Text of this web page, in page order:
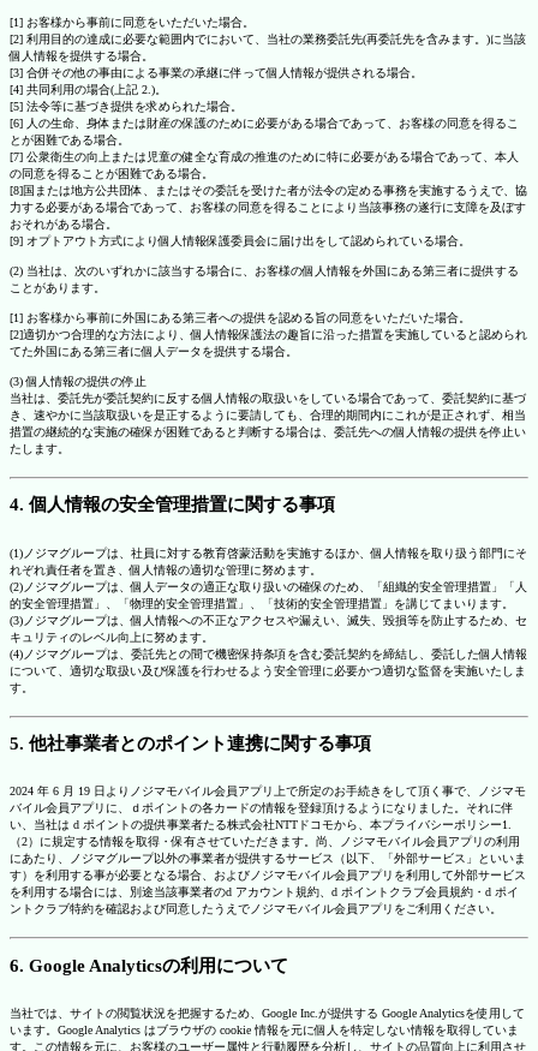
[1] お客様から事前に同意をいただいた場合。
[2] 利用目的の達成に必要な範囲内でにおいて、当社の業務委託先(再委託先を含みます。)に当該
個人情報を提供する場合。
[3] 合併その他の事由による事業の承継に伴って個人情報が提供される場合。
[4] 共同利用の場合(上記 2.)。
[5] 法令等に基づき提供を求められた場合。
[6] 人の生命、身体または財産の保護のために必要がある場合であって、お客様の同意を得るこ
とが困難である場合。
[7] 公衆衛生の向上または児童の健全な育成の推進のために特に必要がある場合であって、本人
の同意を得ることが困難である場合。
[8]国または地方公共団体、またはその委託を受けた者が法令の定める事務を実施するうえで、協
力する必要がある場合であって、お客様の同意を得ることにより当該事務の遂行に支障を及ぼす
おそれがある場合。
[9] オプトアウト方式により個人情報保護委員会に届け出をして認められている場合。
(2) 当社は、次のいずれかに該当する場合に、お客様の個人情報を外国にある第三者に提供する
ことがあります。
[1] お客様から事前に外国にある第三者への提供を認める旨の同意をいただいた場合。
[2]適切かつ合理的な方法により、個人情報保護法の趣旨に沿った措置を実施していると認められ
てた外国にある第三者に個人データを提供する場合。
(3) 個人情報の提供の停止
当社は、委託先が委託契約に反する個人情報の取扱いをしている場合であって、委託契約に基づ
き、速やかに当該取扱いを是正するように要請しても、合理的期間内にこれが是正されず、相当
措置の継続的な実施の確保が困難であると判断する場合は、委託先への個人情報の提供を停止い
たします。
4. 個人情報の安全管理措置に関する事項
(1)ノジマグループは、社員に対する教育啓蒙活動を実施するほか、個人情報を取り扱う部門にそ
れぞれ責任者を置き、個人情報の適切な管理に努めます。
(2)ノジマグループは、個人データの適正な取り扱いの確保のため、「組織的安全管理措置」「人
的安全管理措置」、「物理的安全管理措置」、「技術的安全管理措置」を講じてまいります。
(3)ノジマグループは、個人情報への不正なアクセスや漏えい、滅失、毀損等を防止するため、セ
キュリティのレベル向上に努めます。
(4)ノジマグループは、委託先との間で機密保持条項を含む委託契約を締結し、委託した個人情報
について、適切な取扱い及び保護を行わせるよう安全管理に必要かつ適切な監督を実施いたしま
す。
5. 他社事業者とのポイント連携に関する事項
2024 年 6 月 19 日よりノジマモバイル会員アプリ上で所定のお手続きをして頂く事で、ノジマモ
バイル会員アプリに、ｄポイントの各カードの情報を登録頂けるようになりました。それに伴
い、当社は d ポイントの提供事業者たる株式会社NTTドコモから、本プライバシーポリシー1.
（2）に規定する情報を取得・保有させていただきます。尚、ノジマモバイル会員アプリの利用
にあたり、ノジマグループ以外の事業者が提供するサービス（以下、「外部サービス」といいま
す）を利用する事が必要となる場合、およびノジマモバイル会員アプリを利用して外部サービス
を利用する場合には、別途当該事業者のd アカウント規約、d ポイントクラブ会員規約・d ポイ
ントクラブ特約を確認および同意したうえでノジマモバイル会員アプリをご利用ください。
6. Google Analyticsの利用について
当社では、サイトの閲覧状況を把握するため、Google Inc.が提供する Google Analyticsを使用して
います。Google Analytics はブラウザの cookie 情報を元に個人を特定しない情報を取得していま
す。この情報を元に、お客様のユーザー属性と行動履歴を分析し、サイトの品質向上に利用させ